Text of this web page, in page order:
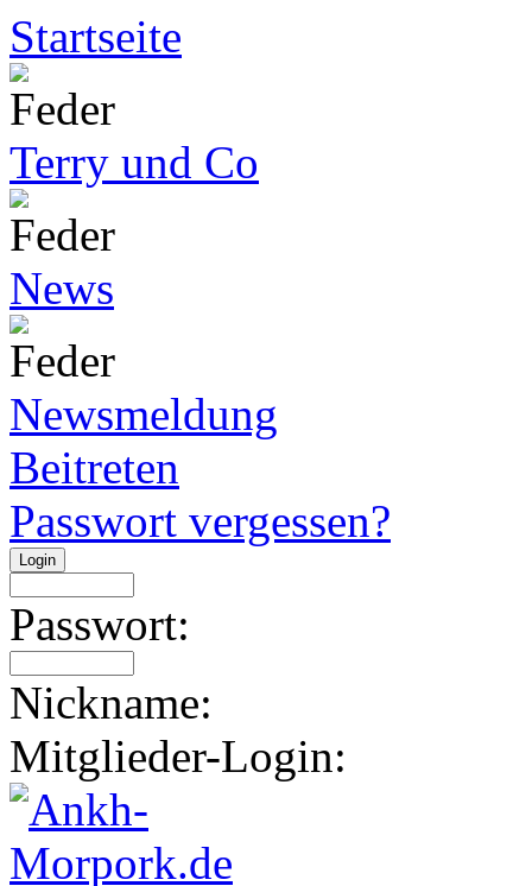
Startseite
Terry und Co
News
Newsmeldung
Beitreten
Passwort vergessen?
Passwort:
Nickname:
Mitglieder-Login: